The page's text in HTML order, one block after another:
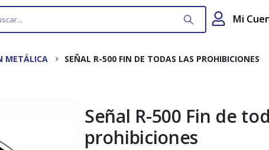
Mi
METÁLICA SEÑAL R-500 FIN DE TODAS LAS PROHIBICIONES
Señal R-500 Fin de
prohibiciones